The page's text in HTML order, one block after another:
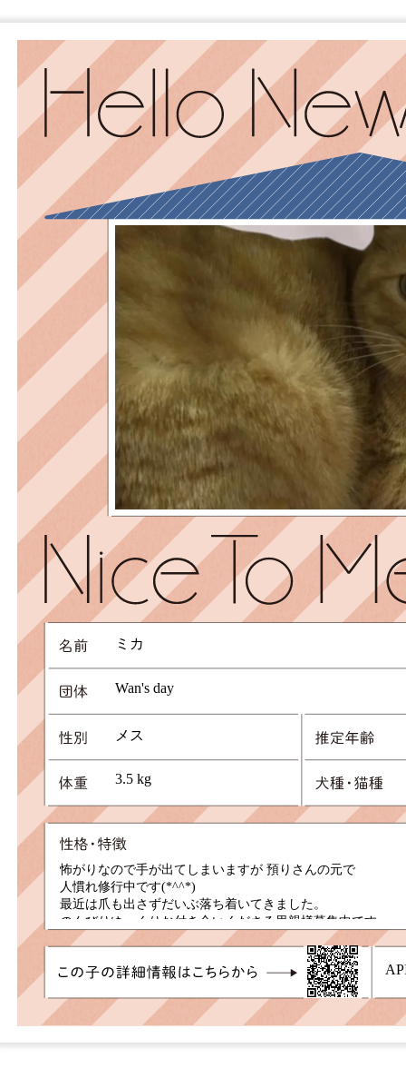
ミカ
Wan's day
メス
3.5 kg
怖がりなので手が出てしまいますが 預りさんの元で
人慣れ修行中です(*^^*)
最近は爪も出さずだいぶ落ち着いてきました。
のんびりゆっくりお付き合いくださる里親様募集中です。